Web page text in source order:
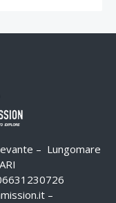
– Lungomare
–